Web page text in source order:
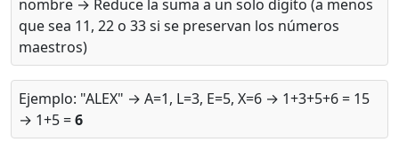
nombre → Reduce la suma a un solo dígito (a menos
que sea 11, 22 o 33 si se preservan los números
maestros)
Ejemplo: "ALEX" → A=1, L=3, E=5, X=6 → 1+3+5+6 = 15
→ 1+5 =6